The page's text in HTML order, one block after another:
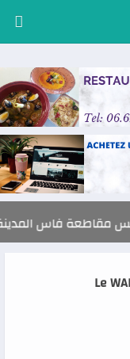
فاس المدينة يهنئ صاحب
Le